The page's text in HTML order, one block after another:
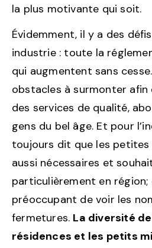
la plus motivante qui soit.
Évidemment, il y a des
industrie : toute la
qui augmentent sans
obstacles à surmonter
des services de qualité,
gens du bel âge. Et pour
toujours dit que les
aussi nécessaires et
particulièrement en
préoccupant de voir les
fermetures. La diversité
résidences et les petits